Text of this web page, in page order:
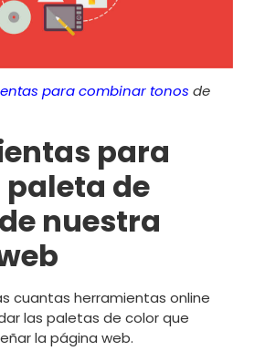
para combinar tonos de
para
de
nuestra
cuantas herramientas online
las paletas de color que
la página web.